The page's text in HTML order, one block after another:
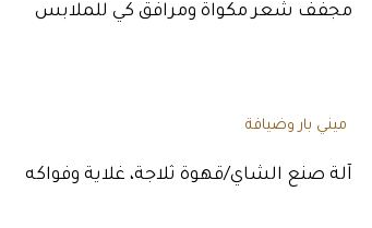
مجفف شعر مكواة ومرافق كي للملابس
ميني بار وضيافة
آلة صنع الشاي/قهوة ثلاجة، غلاية وفواكه